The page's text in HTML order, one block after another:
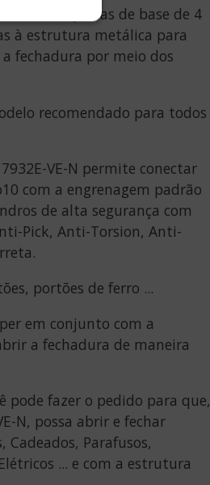
com placas de base de 4
à estrutura metálica para
fechadura por meio dos
recomendado para todos
VE-N permite conectar
com a engrenagem padrão
de alta segurança com
Pick, Anti-Torsion, Anti-
portões de ferro ...
em conjunto com a
a fechadura de maneira
pode fazer o pedido para que,
N, possa abrir e fechar
Parafusos,
... e com a estrutura